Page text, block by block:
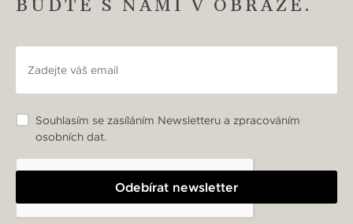
BUĎTE S NÁMI V OBRAZE.
Odebírat newsletter
Souhlasím se zasíláním Newsletteru a zpracováním
osobních dat.